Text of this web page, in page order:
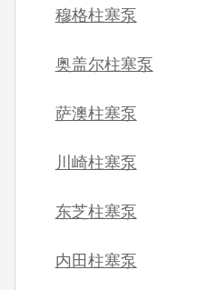
穆格柱塞泵
奥盖尔柱塞泵
萨澳柱塞泵
川崎柱塞泵
东芝柱塞泵
内田柱塞泵